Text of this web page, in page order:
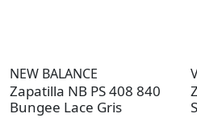
NEW BALANCE
Zapatilla NB PS 408 840
Bungee Lace Gris